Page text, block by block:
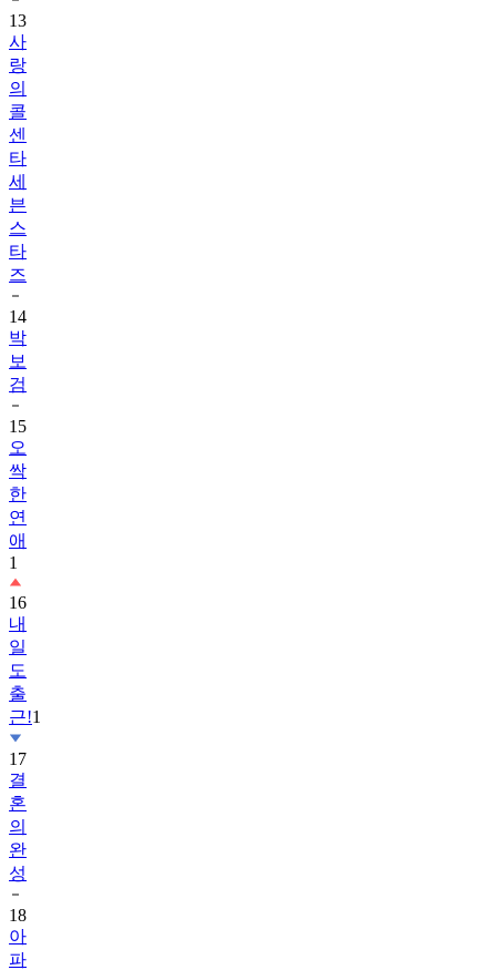
13
사
랑
의
콜
센
타
세
븐
스
타
즈
14
박
보
검
15
오
싹
한
연
애
1
16
내
일
도
출
근!1
17
결
혼
의
완
성
18
아
파